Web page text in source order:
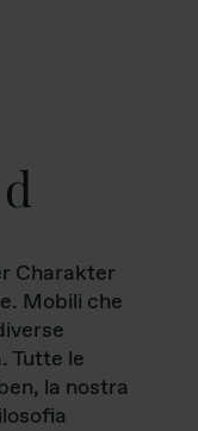
Charakter
Mobili che
Tutte le
la nostra